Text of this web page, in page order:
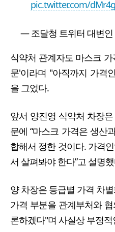
pic.twitter.com/
— 조달청 트위터 대변인
식약처 관계자도 마스크
문'이라며 "아직까지 가격
을 그었다.
앞서 양진영 식약처 차장
문에 “마스크 가격은 생산
합해서 정한 것이다. 가격
서 살펴봐야 한다”고 설명
양 차장은 등급별 가격 차
가격 부분을 관계부처와
론하겠다"며 사실상 부정